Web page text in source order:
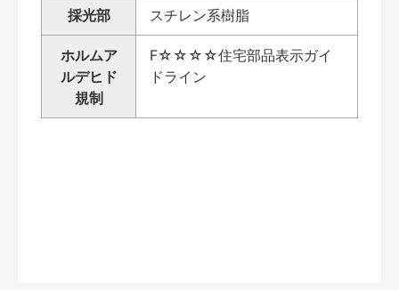
採光部 スチレン系樹脂
ホルムア
ルデヒド
規制
F☆☆☆☆住宅部品表示ガイ
ドライン